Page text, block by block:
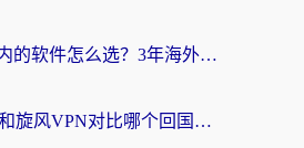
国外穿越回国内的软件怎么选？3年海外党亲测实用指南，告别地域限制
ChickCN VPN和旋风VPN对比哪个回国效果更好？海外党实测回国内网神器指南